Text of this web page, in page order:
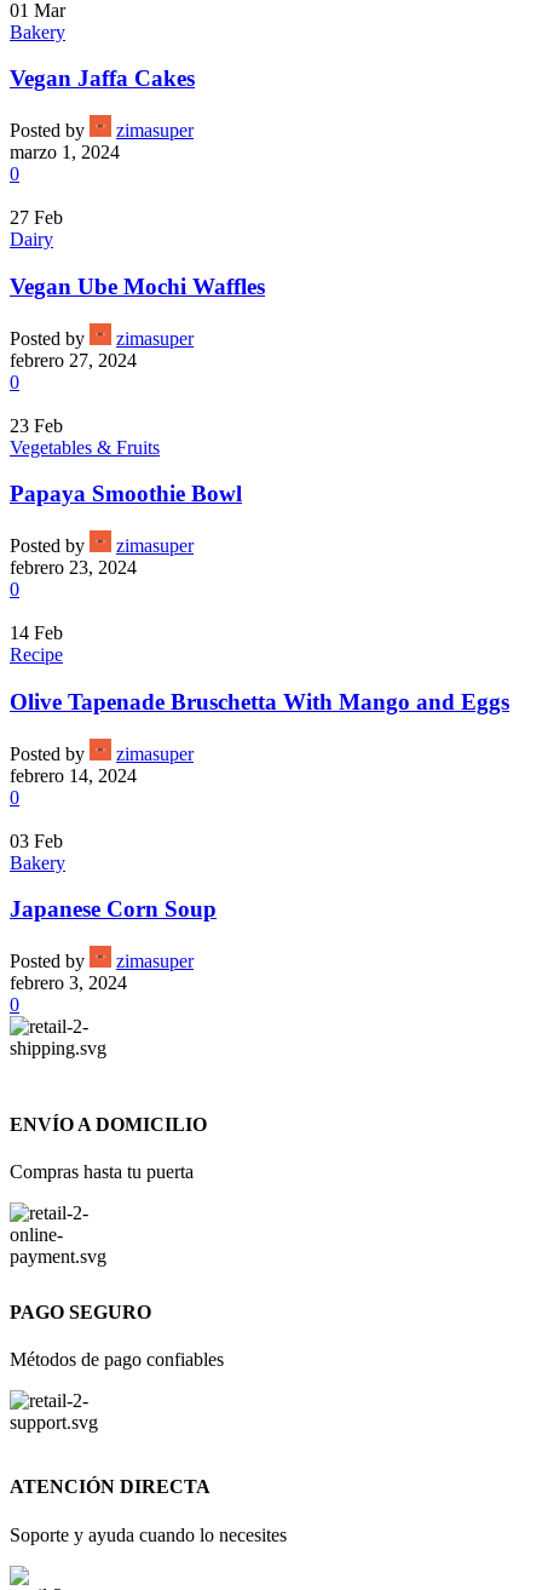
01 Mar
Bakery
Vegan Jaffa Cakes
Posted by
zimasuper
marzo 1, 2024
0
27 Feb
Dairy
Vegan Ube Mochi Waffles
Posted by
zimasuper
febrero 27, 2024
0
23 Feb
Vegetables & Fruits
Papaya Smoothie Bowl
Posted by
zimasuper
febrero 23, 2024
0
14 Feb
Recipe
Olive Tapenade Bruschetta With Mango and Eggs
Posted by
zimasuper
febrero 14, 2024
0
03 Feb
Bakery
Japanese Corn Soup
Posted by
zimasuper
febrero 3, 2024
0
ENVÍO A DOMICILIO
Compras hasta tu puerta
PAGO SEGURO
Métodos de pago confiables
ATENCIÓN DIRECTA
Soporte y ayuda cuando lo necesites